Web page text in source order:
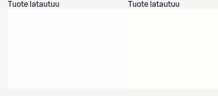
Tuote latautuu
Tuote latautuu